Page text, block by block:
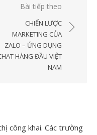
Bài tiếp theo
CHIẾN LƯỢC
MARKETING CỦA
ZALO – ỨNG DỤNG
HÀNG ĐẦU VIỆT
NAM
công khai. Các trường